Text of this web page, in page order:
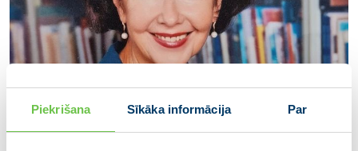
Piekrišana Sīkāka informācija Par